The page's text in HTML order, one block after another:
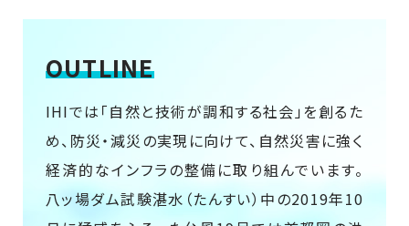
OUTLINE
IHIでは「自然と技術が調和する社会」を創るた
め、防災・減災の実現に向けて、自然災害に強く
経済的なインフラの整備に取り組んでいます。
八ッ場ダム試験湛水（たんすい）中の2019年10